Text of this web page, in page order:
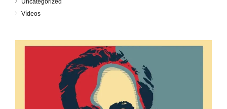
Uncategorized
Vídeos